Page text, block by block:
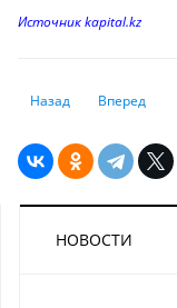
Источник kapital.kz
Предыдущий:
Назад Вперед
НОВОСТИ